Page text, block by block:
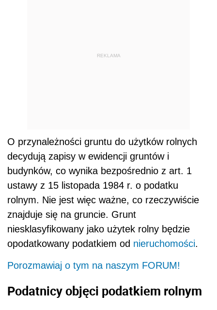
REKLAMA
O przynależności gruntu do użytków rolnych
decydują zapisy w ewidencji gruntów i
budynków, co wynika bezpośrednio z art. 1
ustawy z 15 listopada 1984 r. o podatku
rolnym. Nie jest więc ważne, co rzeczywiście
znajduje się na gruncie. Grunt
niesklasyfikowany jako użytek rolny będzie
opodatkowany podatkiem od nieruchomości.
Porozmawiaj o tym na naszym FORUM!
Podatnicy objęci podatkiem rolnym